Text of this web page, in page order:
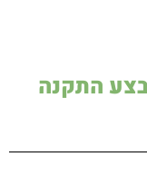
התקנה